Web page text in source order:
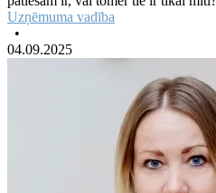
Uzņēmuma vadība
•
04.09.2025